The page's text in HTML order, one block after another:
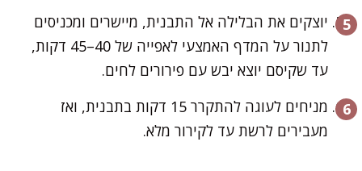
יוצקים את הבלילה אל התבנית, מיישרים ומכניסים
לתנור על המדף האמצעי לאפייה של 40–45 דקות,
עד שקיסם יוצא יבש עם פירורים לחים.
מניחים לעוגה להתקרר 15 דקות בתבנית, ואז
מעבירים לרשת עד לקירור מלא.